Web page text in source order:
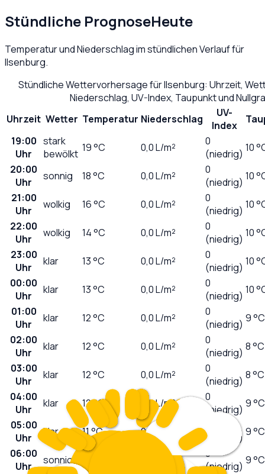
Stündliche PrognoseHeute
Temperatur und Niederschlag im stündlichen Verlauf für
Ilsenburg.
Stündliche Wettervorhersage fürIlsenburg: Uhrzeit,
Niederschlag, UV-Index, Taupunkt und
Uhrzeit Wetter Temperatur Niederschlag
UV-
Index
19:00
Uhr
stark
bewölkt 19°C 0,0L/m²
0
(niedrig) 10
20:00
Uhr
sonnig 18°C 0,0L/m²
0
(niedrig) 10
21:00
Uhr
wolkig 16°C 0,0L/m²
0
(niedrig) 10
22:00
Uhr
wolkig 14°C 0,0L/m²
0
(niedrig) 10
23:00
Uhr
klar 13°C 0,0L/m²
0
(niedrig) 10
00:00
Uhr
klar 13°C 0,0L/m²
0
(niedrig) 10
01:00
Uhr
klar 12°C 0,0L/m²
0
(niedrig) 9 °C
02:00
Uhr
klar 12°C 0,0L/m²
0
(niedrig) 8 °C
03:00
Uhr
klar 12°C 0,0L/m²
0
(niedrig) 8 °C
04:00
Uhr
klar 12°C 0,0L/m²
0
(niedrig) 9 °C
05:00
Uhr
klar 11°C 0,0 L/m²
(niedrig)9 °C
06:00
Uhr
sonnig L/m²
0
(niedrig) 9 °C